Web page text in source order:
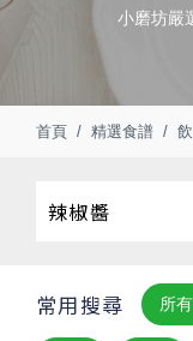
小磨坊嚴
首頁 精選食譜
常用搜尋 所